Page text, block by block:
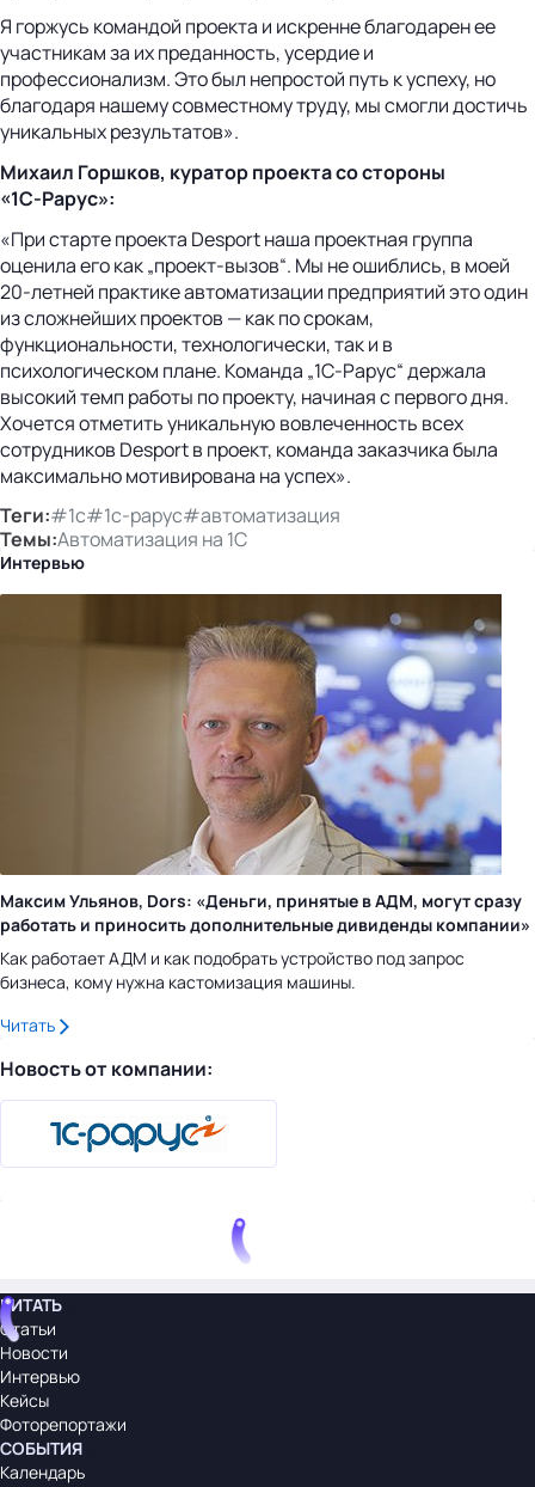
Я горжусь командой проекта и искренне благодарен ее
участникам за их преданность, усердие и
профессионализм. Это был непростой путь к успеху, но
благодаря нашему совместному труду, мы смогли достичь
уникальных результатов».
Михаил Горшков, куратор проекта со стороны
«1С‑Рарус»:
«При старте проекта Desport наша проектная группа
оценила его как „проект-вызов“. Мы не ошиблись, в моей
20-летней практике автоматизации предприятий это один
из сложнейших проектов — как по срокам,
функциональности, технологически, так и в
психологическом плане. Команда „1С‑Рарус“ держала
высокий темп работы по проекту, начиная с первого дня.
Хочется отметить уникальную вовлеченность всех
сотрудников Desport в проект, команда заказчика была
максимально мотивирована на успех».
Теги:#1с#1с-рарус#автоматизация
Темы:Автоматизация на 1С
Интервью
Максим Ульянов, Dors: «Деньги, принятые в АДМ, могут сразу
работать и приносить дополнительные дивиденды компании»
Как работает АДМ и как подобрать устройство под запрос
бизнеса, кому нужна кастомизация машины.
Читать
Новость от компании:
ЧИТАТЬ
Статьи
Новости
Интервью
Кейсы
Фоторепортажи
СОБЫТИЯ
Календарь